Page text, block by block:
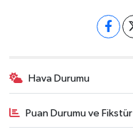
Hava Durumu
Puan Durumu ve Fikstür